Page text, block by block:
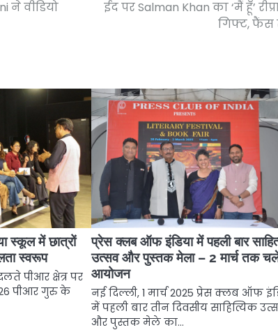
ने वीडियो
ईद पर Salman Khan का ‘मैं हूँ’
गिफ्ट,
स्कूल में छात्रों
स्वरूप
पीआर क्षेत्र पर
पीआर गुरु के
प्रेस क्लब ऑफ इंडिया में पहली बार
उत्सव और पुस्तक मेला – 2 मार्च तक
आयोजन
नई दिल्ली, 1 मार्च 2025 प्रेस क्लब ऑफ
में पहली बार तीन दिवसीय साहित्यिक
और पुस्तक मेले का…